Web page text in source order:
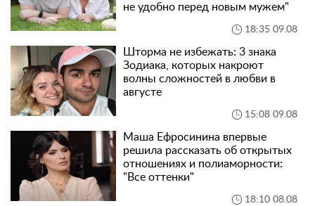
не удобно перед новым мужем"
18:35 09.08
Шторма не избежать: 3 знака
Зодиака, которых накроют
волны сложностей в любви в
августе
15:08 09.08
Маша Ефросинина впервые
решила рассказать об открытых
отношениях и полиаморности:
"Все оттенки"
18:10 08.08